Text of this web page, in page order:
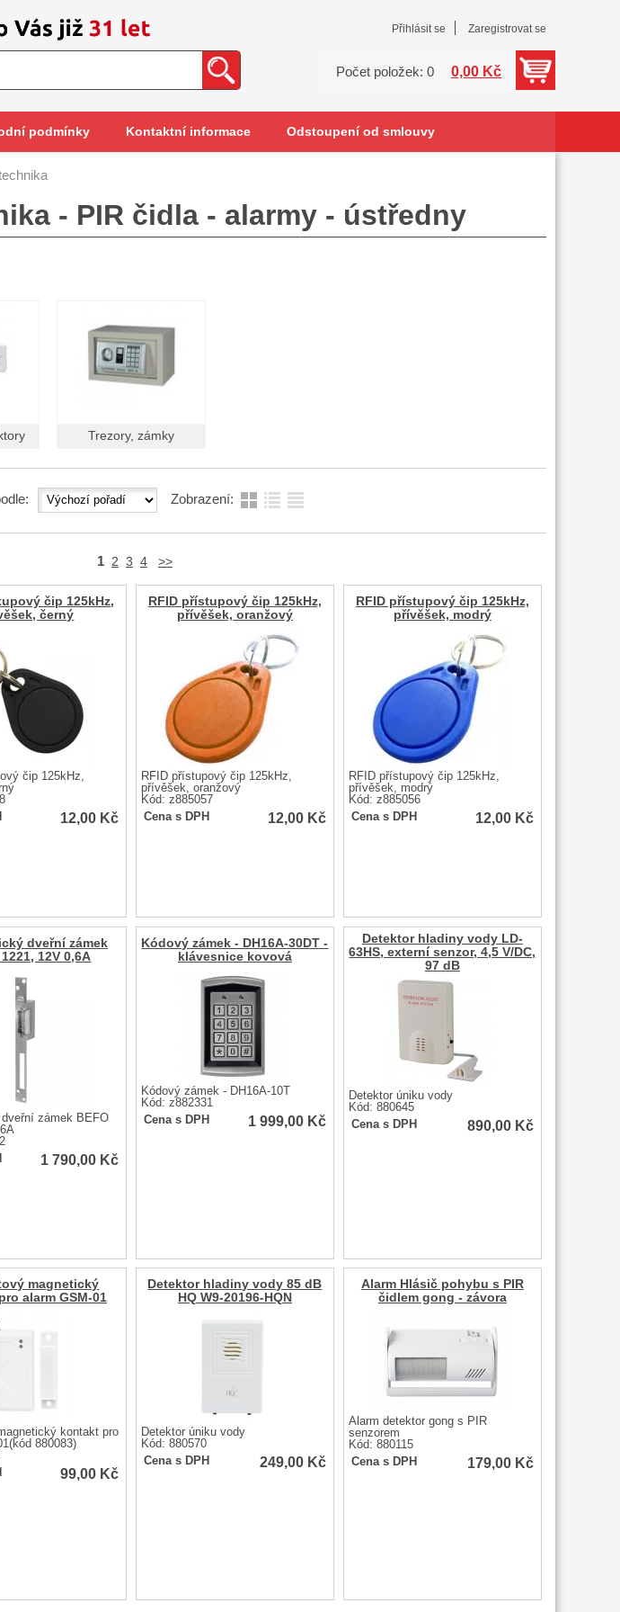
Přihlásit se Zaregistrovat se
Počet položek: 0 0,00 Kč
podmínky Kontaktní informace Odstoupení od smlouvy
- PIR čidla - alarmy - ústředny
Trezory, zámky
Zobrazení:
1 2 3 4 >>
čip 125kHz,
černý
čip 125kHz,
12,00 Kč
RFID přístupový čip 125kHz,
přívěšek, oranžový
RFID přístupový čip 125kHz,
přívěšek, oranžový
Kód: z885057
Cena s DPH
12,00 Kč
RFID přístupový čip 125kHz,
přívěšek, modrý
RFID přístupový čip 125kHz,
přívěšek, modrý
Kód: z885056
Cena s DPH
12,00 Kč
dveřní zámek
12V 0,6A
zámek BEFO
1 790,00 Kč
Kódový zámek - DH16A-30DT -
klávesnice kovová
Kódový zámek - DH16A-10T
Kód: z882331
Cena s DPH
1 999,00 Kč
Detektor hladiny vody LD-
63HS, externí senzor, 4,5 V/DC,
97 dB
Detektor úniku vody
Kód: 880645
Cena s DPH
890,00 Kč
magnetický
alarm GSM-01
kontakt pro
880083)
99,00 Kč
Detektor hladiny vody 85 dB
HQ W9-20196-HQN
Detektor úniku vody
Kód: 880570
Cena s DPH
249,00 Kč
Alarm Hlásič pohybu s PIR
čidlem gong - závora
Alarm detektor gong s PIR
senzorem
Kód: 880115
Cena s DPH
179,00 Kč